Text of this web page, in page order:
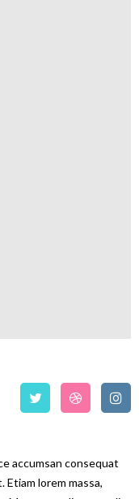
accumsan consequat
lorem massa,